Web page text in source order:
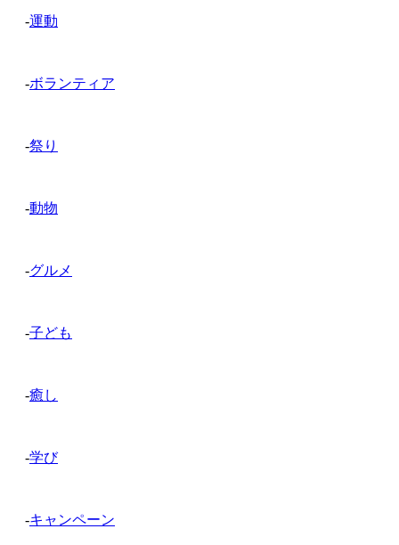
-運動
-ボランティア
-祭り
-動物
-グルメ
-子ども
-癒し
-学び
-キャンペーン